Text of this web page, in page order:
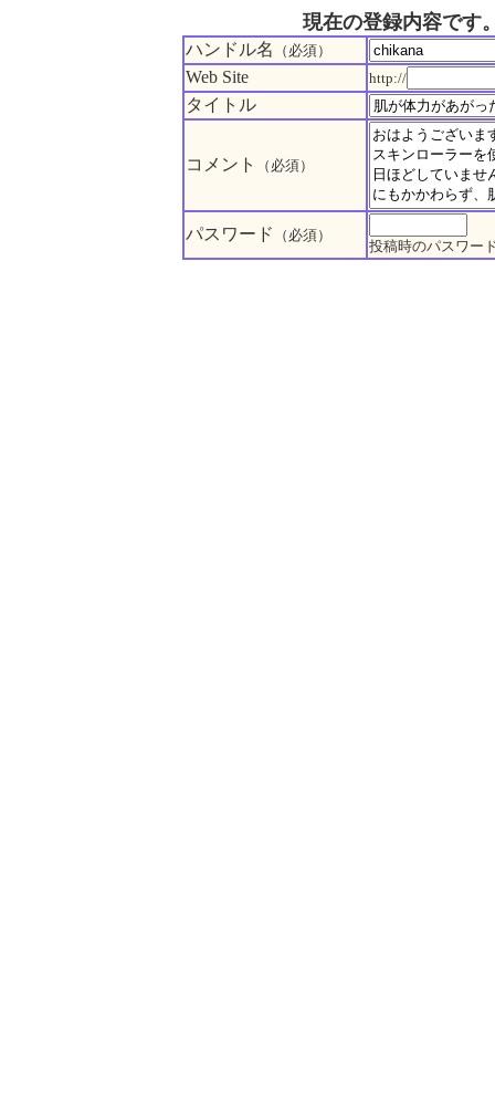
現在の登録内容です
ハンドル名 （必須）
Web Site http://
タイトル
コメント （必須）
パスワード （必須）
投稿時のパスワー